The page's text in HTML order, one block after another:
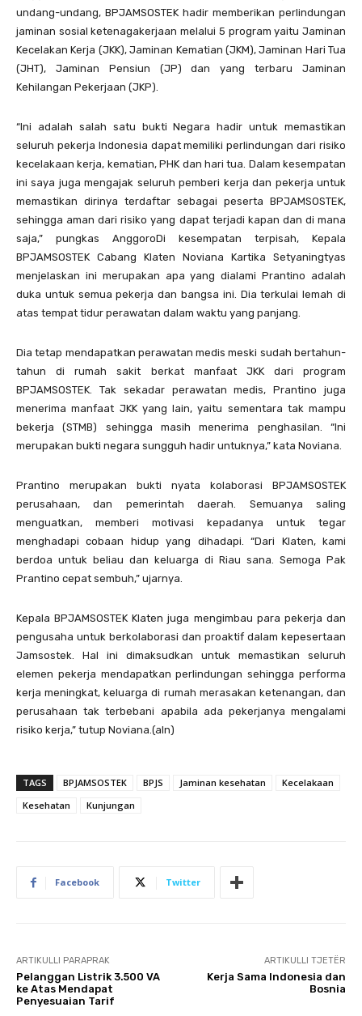
undang-undang, BPJAMSOSTEK hadir memberikan perlindungan
jaminan sosial ketenagakerjaan melalui 5 program yaitu Jaminan
Kecelakan Kerja (JKK), Jaminan Kematian (JKM), Jaminan Hari Tua
(JHT), Jaminan Pensiun (JP) dan yang terbaru Jaminan
Kehilangan Pekerjaan (JKP).
“Ini adalah salah satu bukti Negara hadir untuk memastikan
seluruh pekerja Indonesia dapat memiliki perlindungan dari risiko
kecelakaan kerja, kematian, PHK dan hari tua. Dalam kesempatan
ini saya juga mengajak seluruh pemberi kerja dan pekerja untuk
memastikan dirinya terdaftar sebagai peserta BPJAMSOSTEK,
sehingga aman dari risiko yang dapat terjadi kapan dan di mana
saja,” pungkas AnggoroDi kesempatan terpisah, Kepala
BPJAMSOSTEK Cabang Klaten Noviana Kartika Setyaningtyas
menjelaskan ini merupakan apa yang dialami Prantino adalah
duka untuk semua pekerja dan bangsa ini. Dia terkulai lemah di
atas tempat tidur perawatan dalam waktu yang panjang.
Dia tetap mendapatkan perawatan medis meski sudah bertahun-
tahun di rumah sakit berkat manfaat JKK dari program
BPJAMSOSTEK. Tak sekadar perawatan medis, Prantino juga
menerima manfaat JKK yang lain, yaitu sementara tak mampu
bekerja (STMB) sehingga masih menerima penghasilan. “Ini
merupakan bukti negara sungguh hadir untuknya,” kata Noviana.
Prantino merupakan bukti nyata kolaborasi BPJAMSOSTEK
perusahaan, dan pemerintah daerah. Semuanya saling
menguatkan, memberi motivasi kepadanya untuk tegar
menghadapi cobaan hidup yang dihadapi. “Dari Klaten, kami
berdoa untuk beliau dan keluarga di Riau sana. Semoga Pak
Prantino cepat sembuh,” ujarnya.
Kepala BPJAMSOSTEK Klaten juga mengimbau para pekerja dan
pengusaha untuk berkolaborasi dan proaktif dalam kepesertaan
Jamsostek. Hal ini dimaksudkan untuk memastikan seluruh
elemen pekerja mendapatkan perlindungan sehingga performa
kerja meningkat, keluarga di rumah merasakan ketenangan, dan
perusahaan tak terbebani apabila ada pekerjanya mengalami
risiko kerja,” tutup Noviana.(aln)
TAGS BPJAMSOSTEK BPJS Jaminan kesehatan
Kecelakaan
Kesehatan
Kunjungan
Facebook Twitter
ARTIKULLI PARAPRAK
Pelanggan Listrik 3.500 VA
ke Atas Mendapat
Penyesuaian Tarif
ARTIKULLI TJETËR
Kerja Sama Indonesia dan
Bosnia